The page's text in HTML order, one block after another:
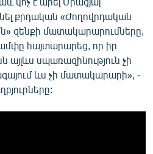
քրդական «Ժողովրդական
զենքի մատակարարումները,
հայտարարեց, որ իր
այլևս սպառազինություն չի
ևս չի մատակարարի», -